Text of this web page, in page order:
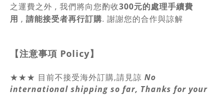
之運費之外 , 我們將向您酌收300元的處理手續費
用 , 請能接受者再行訂購. 謝謝您的合作與諒解
【注意事項 Policy】
★★★ 目前不接受海外訂購,請見諒 No
international shipping so far, Thanks for your